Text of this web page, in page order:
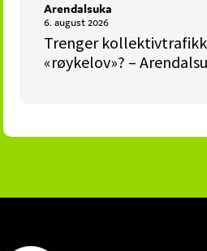
Arendalsuka
6. august 2026
Trenger
«røykelov»? –